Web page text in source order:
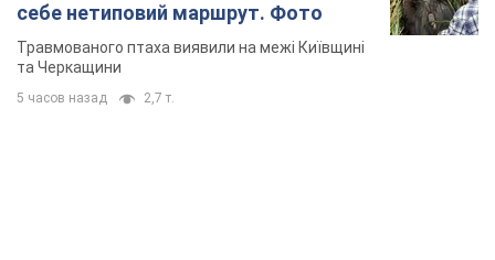
себе нетиповий маршрут. Фото
Травмованого птаха виявили на межі Київщині
та Черкащини
5 часов назад 2,7 т.